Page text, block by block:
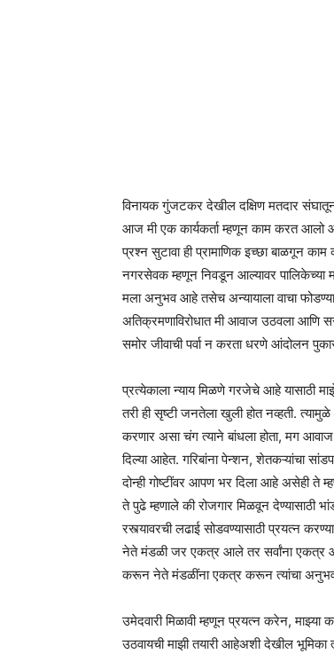
विनायक गुंजटकर देखील दक्षिण मतदार
आज मी एक कार्यकर्ता म्हणून काम करत आलो
प्रश्न सुटावा ही प्रामाणिक इच्छा बाळगून
नगरसेवक म्हणून निवडून आल्यावर पालिकेच्या
मला अनुभव आहे तसेच अन्यायाला वाचा
अतिक्रमणाविरोधात मी आवाज उठवला आणि
समोर जीवाची पर्वा न करता धरणे आंदोलन
प्रत्येकाला न्याय मिळणे गरजेचे आहे यासाठी
तरी ही सृष्टी जनतेला खुली होत नव्हती.
करणार असा चंग त्याने बांधला होता, मग
दिल्या आहेत. गरिबांना पेन्शन, शेतकऱ्यांचा
दोन्ही गोष्टींवर आपण भर दिला आहे असेही ते
ते पुढे म्हणाले की रोजगार मिळवून देण्यासाठी
रस्त्यावरची लढाई सोडवण्यासाठी
नेते मंडळी जर एकत्र आले तर सर्वांना एकत्र
करून नेते मंडळींना एकत्र करून त्यांचा अनुभव
उमेदवारी मिळावी म्हणून प्रयत्न करेन,
उठवायची माझी तयारी आहेअशी देखील भूमिका